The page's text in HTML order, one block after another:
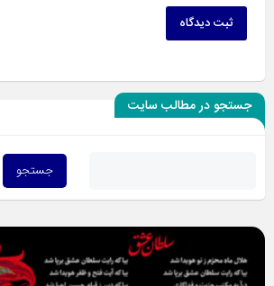
ثبت دیدگاه
جستجو در مطالب سایت